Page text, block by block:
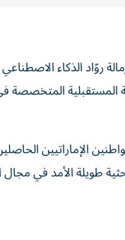
روّاد الذكاء
المستقبلية
الإماراتيين
طويلة الأمد في مجال